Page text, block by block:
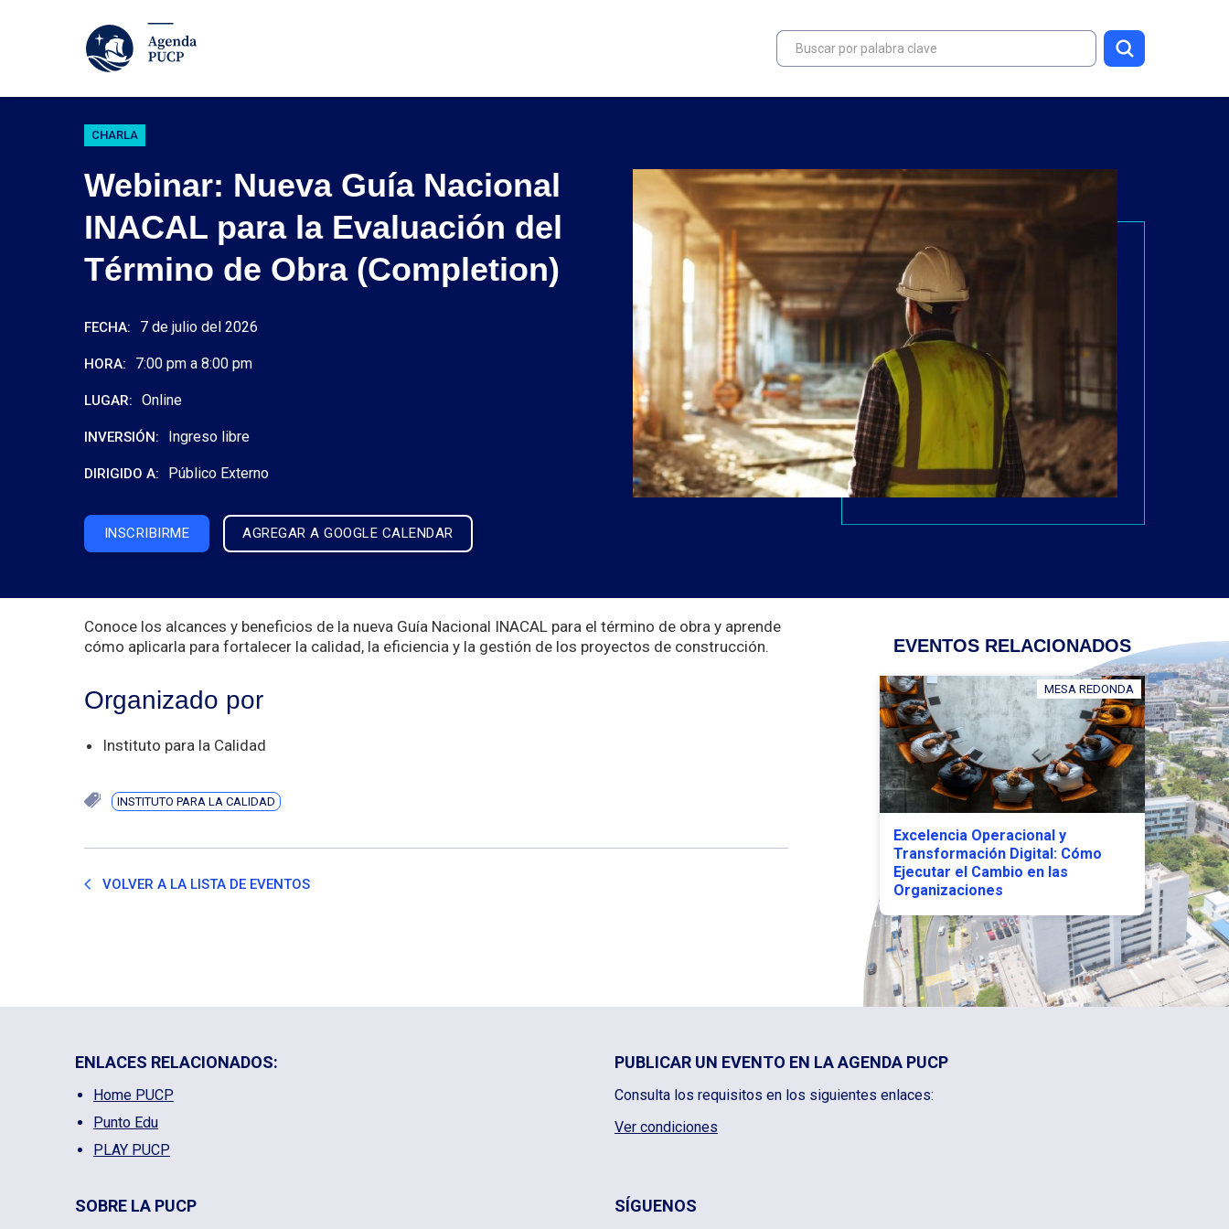
CHARLA
Webinar: Nueva Guía Nacional
INACAL para la Evaluación del
Término de Obra (Completion)
FECHA: 7 de julio del 2026
HORA: 7:00 pm a 8:00 pm
LUGAR: Online
INVERSIÓN: Ingreso libre
DIRIGIDO A: Público Externo
INSCRIBIRME AGREGAR A GOOGLE CALENDAR
Conoce los alcances y beneficios de la nueva Guía Nacional INACAL para el término de obra y aprende
cómo aplicarla para fortalecer la calidad, la eficiencia y la gestión de los proyectos de construcción.
Organizado por
Instituto para la Calidad
INSTITUTO PARA LA CALIDAD
VOLVER A LA LISTA DE EVENTOS
EVENTOS RELACIONADOS
MESA REDONDA
Excelencia Operacional y
Transformación Digital: Cómo
Ejecutar el Cambio en las
Organizaciones
ENLACES RELACIONADOS:
Home PUCP
Punto Edu
PLAY PUCP
PUBLICAR UN EVENTO EN LA AGENDA PUCP
Consulta los requisitos en los siguientes enlaces:
Ver condiciones
SOBRE LA PUCP SÍGUENOS